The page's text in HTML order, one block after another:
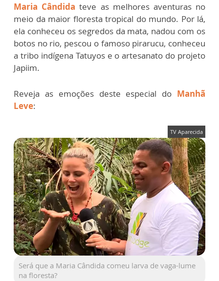
Maria Cândida teve as melhores aventuras no
meio da maior floresta tropical do mundo. Por lá,
ela conheceu os segredos da mata, nadou com os
botos no rio, pescou o famoso pirarucu, conheceu
a tribo indígena Tatuyos e o artesanato do projeto
Japiim.
Reveja as emoções deste especial do Manhã
Leve:
TV Aparecida
Será que a Maria Cândida comeu larva de vaga-lume
na floresta?